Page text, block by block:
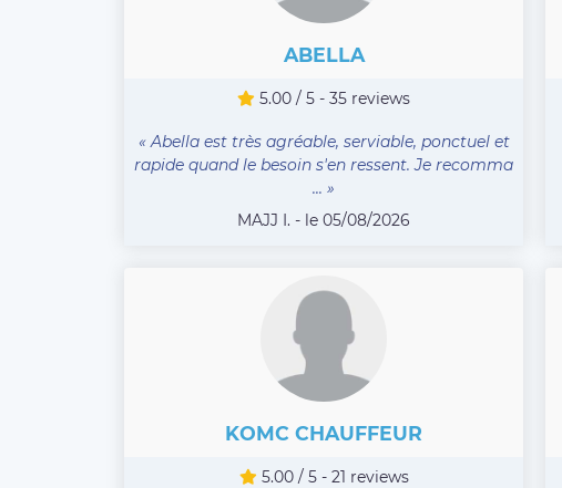
ABELLA
5.00 / 5 - 35 reviews
« Abella est très agréable, serviable, ponctuel et
rapide quand le besoin s'en ressent. Je recomma
... »
MAJJ I. - le 05/08/2026
KOMC CHAUFFEUR
5.00 / 5 - 21 reviews